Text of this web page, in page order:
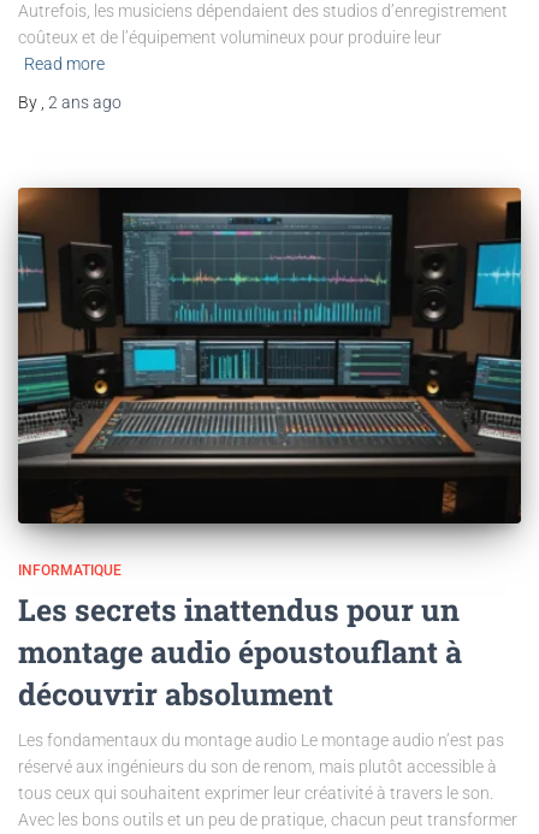
Autrefois, les musiciens dépendaient des studios d’enregistrement
coûteux et de l’équipement volumineux pour produire leur
Read more
By , 2 ansago
INFORMATIQUE
Les secrets inattendus pour un
montage audio époustouflant à
découvrir absolument
Les fondamentaux du montage audio Le montage audio n’est pas
réservé aux ingénieurs du son de renom, mais plutôt accessible à
tous ceux qui souhaitent exprimer leur créativité à travers le son.
Avec les bons outils et un peu de pratique, chacun peut transformer